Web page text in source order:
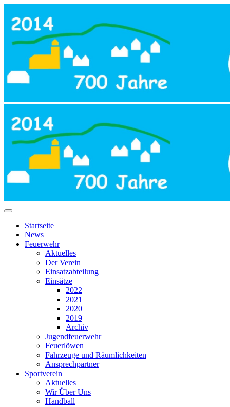
Startseite
News
Feuerwehr
Aktuelles
Der Verein
Einsatzabteilung
Einsätze
2022
2021
2020
2019
Archiv
Jugendfeuerwehr
Feuerlöwen
Fahrzeuge und Räumlichkeiten
Ansprechpartner
Sportverein
Aktuelles
Wir Über Uns
Handball